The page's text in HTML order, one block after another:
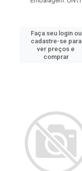
Faça seu login ou
cadastre-se para
ver preços e
comprar